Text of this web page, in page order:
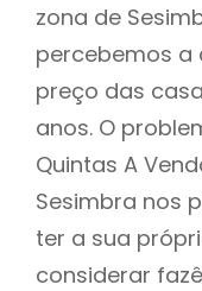
zona de
percebemos a
preço das
anos. O
Quintas A
Sesimbra nos
ter a sua
considerar